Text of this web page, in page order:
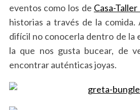
eventos como los de Casa-
historias a través de la
difícil no conocerla dentro de la
la que nos gusta bucear, de
encontrar auténticas joyas.